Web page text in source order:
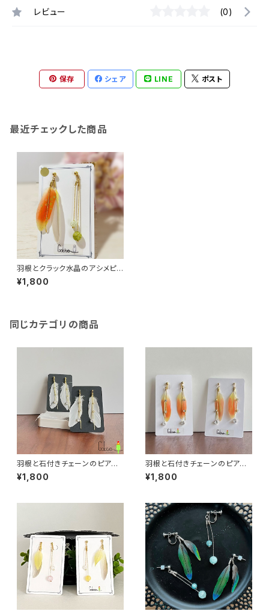
レビュー (0)
保存 シェア LINE ポスト
最近チェックした商品
羽根とクラック水晶のアシメピア
ス／イヤリング：オレンジ afpy
005OR【浄化・願いが叶う?!】
¥1,800
同じカテゴリの商品
羽根と石付きチェーンのピアス/
イヤリング：白 afpy-010ＷＨ
《アレルギー対応》
¥1,800
羽根と石付きチェーンのピアス/
イヤリング：オレンジ afpy-01
0OR《アレルギー対応》
¥1,800